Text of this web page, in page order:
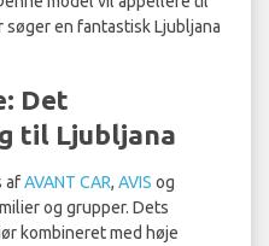
søger en fantastisk Ljubljana
Det
til Ljubljana
afAVANT CAR, AVIS og
og grupper. Dets
kombineret med høje